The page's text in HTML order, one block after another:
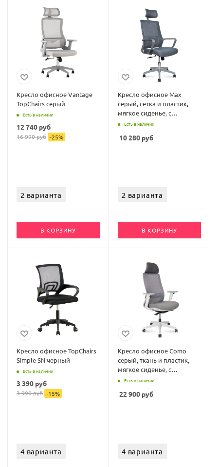
Кресло офисное Vantage
TopChairs серый
Есть в наличии
12 740 руб
16 990руб -25%
2 варианта
В КОРЗИНУ
Кресло офисное Max
серый, сетка и пластик,
мягкое сиденье, с
подлокотниками
Есть в наличии
10 280 руб
2 варианта
В КОРЗИНУ
Кресло офисное TopChairs
Simple SN черный
Есть в наличии
3 390 руб
3 990руб -15%
4 варианта
Кресло офисное Como
серый, ткань и пластик,
мягкое сиденье, с
подлокотниками
Есть в наличии
22 900 руб
4 варианта